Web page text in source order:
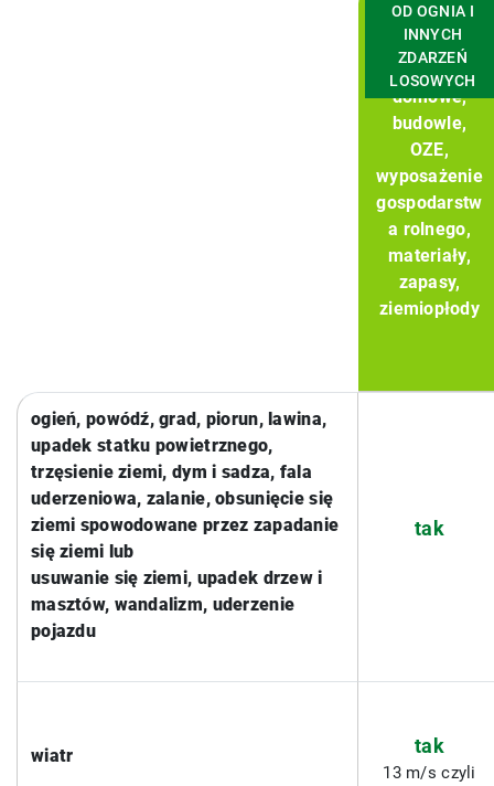
OD OGNIA I
INNYCH
ZDARZEŃ
LOSOWYCH
Ruchomości
domowe,
budowle,
OZE,
wyposażenie
gospodarstw
a rolnego,
materiały,
zapasy,
ziemiopłody
ogień, powódź, grad, piorun, lawina,
upadek statku powietrznego,
trzęsienie ziemi, dym i sadza, fala
uderzeniowa, zalanie, obsunięcie się
ziemi spowodowane przez zapadanie
się ziemi lub
usuwanie się ziemi, upadek drzew i
masztów, wandalizm, uderzenie
pojazdu
tak
wiatr tak
13 m/s czyli